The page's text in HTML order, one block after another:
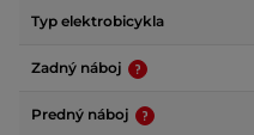
Typ elektrobicykla
Zadný náboj
Predný náboj